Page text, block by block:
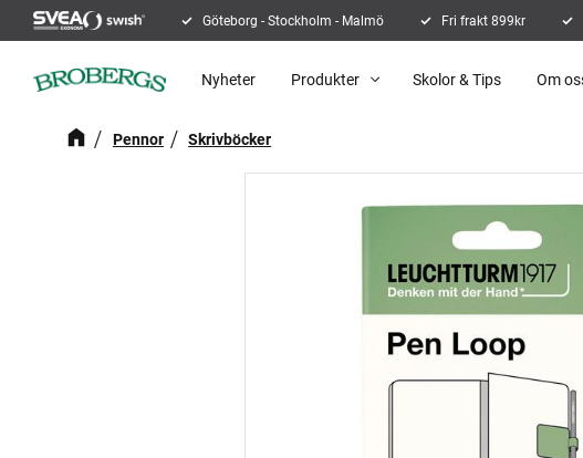
Göteborg - Stockholm - Malmö Fri frakt 899kr
Nyheter Produkter Skolor & Tips Om
Pennor Skrivböcker